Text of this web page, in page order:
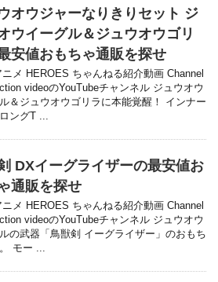
オウジャーなりきりセット ジ
ウイーグル＆ジュウオウゴリ
安値おもちゃ通販を探せ
メ HEROES ちゃんねる紹介動画 Channel
videoのYouTubeチャンネル ジュウオウ
＆ジュウオウゴリラに本能覚醒！ インナー
ングT ...
DXイーグライザーの最安値お
通販を探せ
メ HEROES ちゃんねる紹介動画 Channel
videoのYouTubeチャンネル ジュウオウ
の武器「鳥獣剣 イーグライザー」のおもち
モー ...